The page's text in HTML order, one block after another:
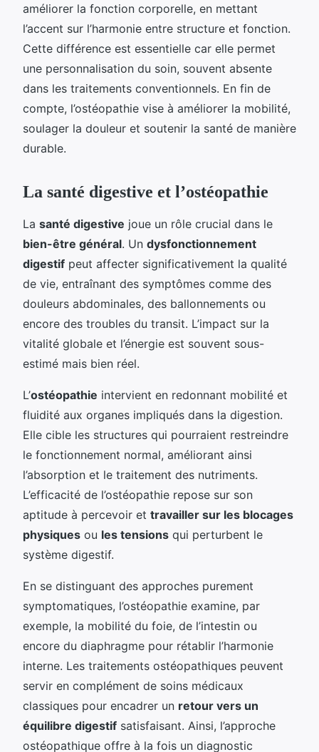
améliorer la fonction corporelle, en mettant
l’accent sur l’harmonie entre structure et fonction.
Cette différence est essentielle car elle permet
une personnalisation du soin, souvent absente
dans les traitements conventionnels. En fin de
compte, l’ostéopathie vise à améliorer la mobilité,
soulager la douleur et soutenir la santé de manière
durable.
La santé digestive et l’ostéopathie
La santé digestive joue un rôle crucial dans le
bien-être général. Un dysfonctionnement
digestif peut affecter significativement la qualité
de vie, entraînant des symptômes comme des
douleurs abdominales, des ballonnements ou
encore des troubles du transit. L’impact sur la
vitalité globale et l’énergie est souvent sous-
estimé mais bien réel.
L’ostéopathie intervient en redonnant mobilité et
fluidité aux organes impliqués dans la digestion.
Elle cible les structures qui pourraient restreindre
le fonctionnement normal, améliorant ainsi
l’absorption et le traitement des nutriments.
L’efficacité de l’ostéopathie repose sur son
aptitude à percevoir et travailler sur les blocages
physiques ou les tensions qui perturbent le
système digestif.
En se distinguant des approches purement
symptomatiques, l’ostéopathie examine, par
exemple, la mobilité du foie, de l’intestin ou
encore du diaphragme pour rétablir l’harmonie
interne. Les traitements ostéopathiques peuvent
servir en complément de soins médicaux
classiques pour encadrer un retour vers un
équilibre digestif satisfaisant. Ainsi, l’approche
ostéopathique offre à la fois un diagnostic